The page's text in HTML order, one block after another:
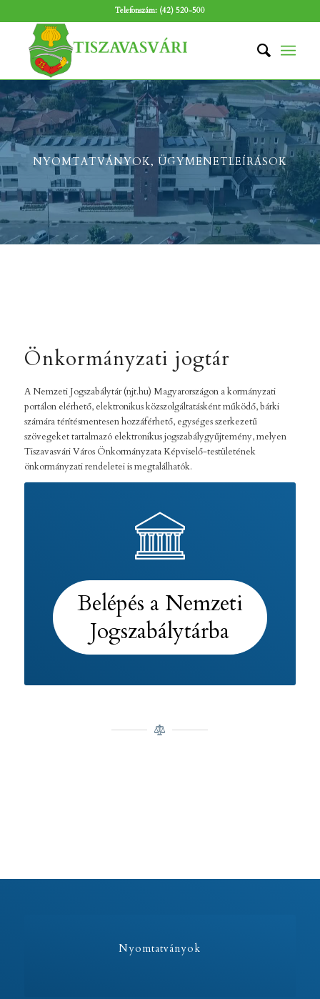
Telefonszám: (42) 520-500
NYOMTATVÁNYOK, ÜGYMENETLEÍRÁSOK
Önkormányzati jogtár
A Nemzeti Jogszabálytár (njt.hu) Magyarországon a kormányzati
portálon elérhető, elektronikus közszolgáltatásként működő, bárki
számára térítésmentesen hozzáférhető, egységes szerkezetű
szövegeket tartalmazó elektronikus jogszabálygyűjtemény, melyen
Tiszavasvári Város Önkormányzata Képviselő-testületének
önkormányzati rendeletei is megtalálhatók.
Belépés a Nemzeti
Jogszabálytárba
Nyomtatványok